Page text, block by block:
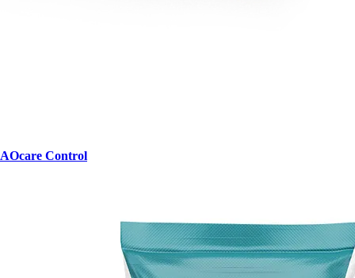
AOcare Control